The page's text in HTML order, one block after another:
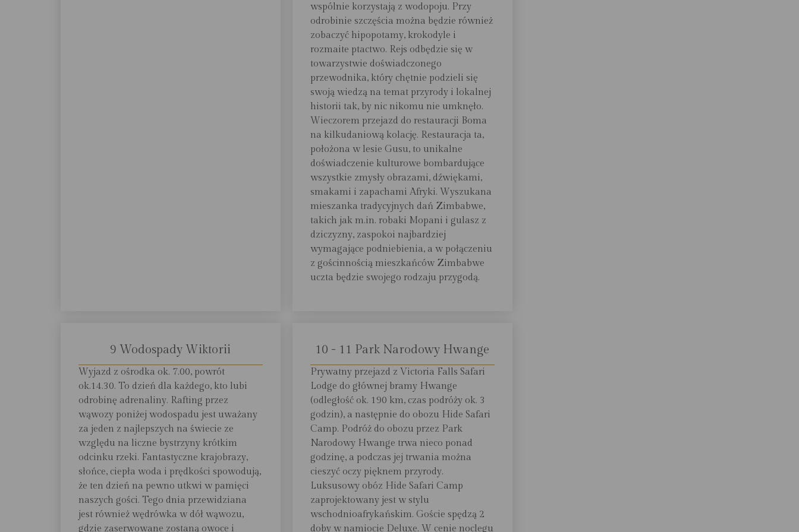
wspólnie korzystają z wodopoju. Przy
odrobinie szczęścia można będzie również
zobaczyć hipopotamy, krokodyle i
rozmaite ptactwo. Rejs odbędzie się w
towarzystwie doświadczonego
przewodnika, który chętnie podzieli się
swoją wiedzą na temat przyrody i lokalnej
historii tak, by nic nikomu nie umknęło.
Wieczorem przejazd do restauracji Boma
na kilkudaniową kolację. Restauracja ta,
położona w lesie Gusu, to unikalne
doświadczenie kulturowe bombardujące
wszystkie zmysły obrazami, dźwiękami,
smakami i zapachami Afryki. Wyszukana
mieszanka tradycyjnych dań Zimbabwe,
takich jak m.in. robaki Mopani i gulasz z
dziczyzny, zaspokoi najbardziej
wymagające podniebienia, a w połączeniu
z gościnnością mieszkańców Zimbabwe
uczta będzie swojego rodzaju przygodą.
9 Wodospady Wiktorii
Wyjazd z ośrodka ok. 7.00, powrót
ok.14.30. To dzień dla każdego, kto lubi
odrobinę adrenaliny. Rafting przez
wąwozy poniżej wodospadu jest uważany
za jeden z najlepszych na świecie ze
względu na liczne bystrzyny krótkim
odcinku rzeki. Fantastyczne krajobrazy,
słońce, ciepła woda i prędkości spowodują,
że ten dzień na pewno utkwi w pamięci
naszych gości. Tego dnia przewidziana
jest również wędrówka w dół wąwozu,
gdzie zaserwowane zostaną owoce i
10 - 11 Park Narodowy Hwange
Prywatny przejazd z Victoria Falls Safari
Lodge do głównej bramy Hwange
(odległość ok. 190 km, czas podróży ok. 3
godzin), a następnie do obozu Hide Safari
Camp. Podróż do obozu przez Park
Narodowy Hwange trwa nieco ponad
godzinę, a podczas jej trwania można
cieszyć oczy pięknem przyrody.
Luksusowy obóz Hide Safari Camp
zaprojektowany jest w stylu
wschodnioafrykańskim. Goście spędzą 2
doby w namiocie Deluxe. W cenie noclegu